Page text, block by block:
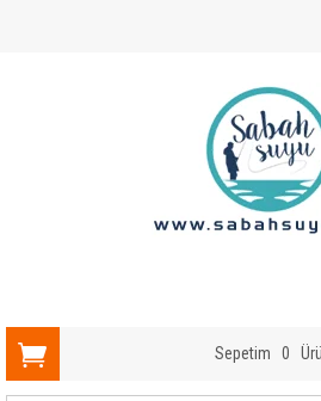
Sepetim 0